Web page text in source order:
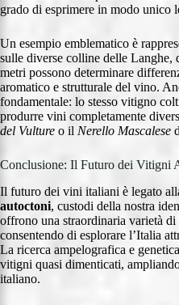
grado di esprimere in modo unico
Un esempio emblematico è
sulle diverse colline delle Langhe,
metri possono determinare
aromatico e strutturale del vino.
fondamentale: lo stesso vitigno
produrre vini completamente
del Vulture o il Nerello Mascalese
Conclusione: Il Futuro dei Vitigni
Il futuro dei vini italiani è legato
autoctoni, custodi della nostra
offrono una straordinaria varietà di
consentendo di esplorare l’Italia
La ricerca ampelografica e
vitigni quasi dimenticati,
italiano.